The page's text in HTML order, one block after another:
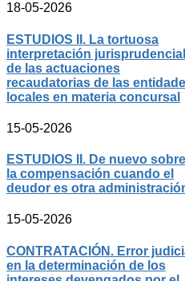
18-05-2026
ESTUDIOS II. La tortuosa
interpretación jurisprudencial
de las actuaciones
recaudatorias de las
locales en materia concursal
15-05-2026
ESTUDIOS II. De nuevo sobre
la compensación cuando el
deudor es otra
15-05-2026
CONTRATACIÓN. Error
en la determinación de los